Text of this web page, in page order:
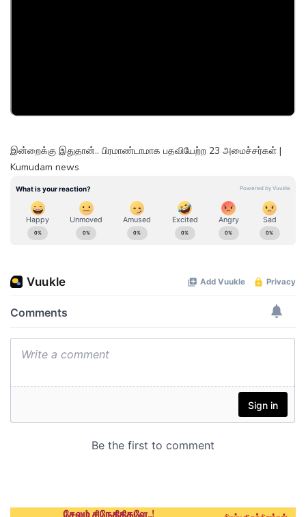
இன்றைக்கு இதுதான்.. பிரமாண்டாமாக பதவியேற்ற 23 அமைச்சர்கள் |
Kumudam news